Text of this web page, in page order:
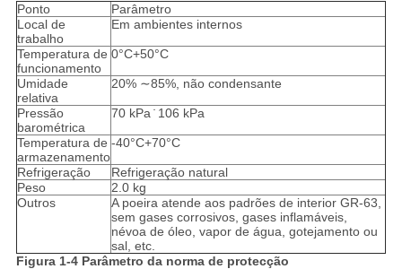
Ponto
Parâmetro
Local de
trabalho
Em ambientes internos
Temperatura de
funcionamento
0°C+50°C
Umidade
relativa
20% ∼85%, não condensante
Pressão
barométrica
70 kPa ̇ 106 kPa
Temperatura de
armazenamento
-40°C+70°C
Refrigeração
Refrigeração natural
Peso
2.0 kg
Outros
A poeira atende aos padrões de interior GR-63,
sem gases corrosivos, gases inflamáveis,
névoa de óleo, vapor de água, gotejamento ou
sal, etc.
Figura 1-4 Parâmetro da norma de protecção